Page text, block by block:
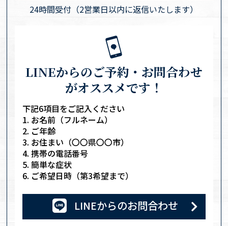
24時間受付 （2営業日以内に返信いたします）
LINEからのご予約・お問合わせ
がオススメです！
下記6項目をご記入ください
お名前（フルネーム）
ご年齢
お住まい（〇〇県〇〇市）
携帯の電話番号
簡単な症状
ご希望日時（第3希望まで）
LINEからのお問合わせ